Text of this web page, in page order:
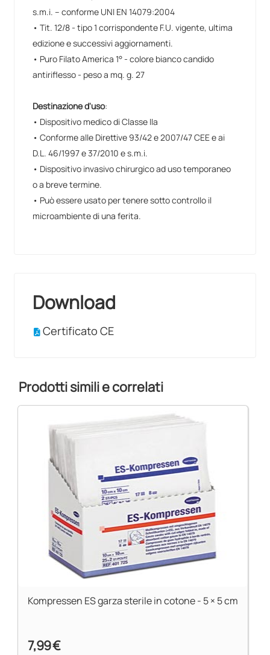
s.m.i. – conforme UNI EN 14079:2004
• Tit. 12/8 - tipo 1 corrispondente F.U. vigente, ultima
edizione e successivi aggiornamenti.
• Puro Filato America 1° - colore bianco candido
antiriflesso - peso a mq. g. 27
Destinazione d'uso:
• Dispositivo medico di Classe IIa
• Conforme alle Direttive 93/42 e 2007/47 CEE e ai
D.L. 46/1997 e 37/2010 e s.m.i.
• Dispositivo invasivo chirurgico ad uso temporaneo
o a breve termine.
• Può essere usato per tenere sotto controllo il
microambiente di una ferita.
Download
Certificato CE
Prodotti simili e correlati
Kompressen ES garza sterile in cotone - 5 × 5 cm
7,99 €